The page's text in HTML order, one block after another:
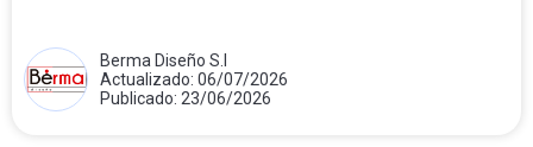
Berma Diseño S.l
Actualizado: 06/07/2026
Publicado: 23/06/2026